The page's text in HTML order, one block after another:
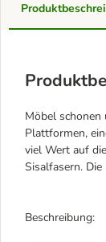
Möbel schonen
Plattformen,
viel Wert auf
Sisalfasern.
Beschreibung: